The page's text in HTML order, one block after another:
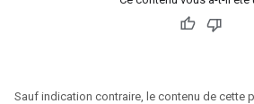
Sauf indication contraire, le contenu de cette